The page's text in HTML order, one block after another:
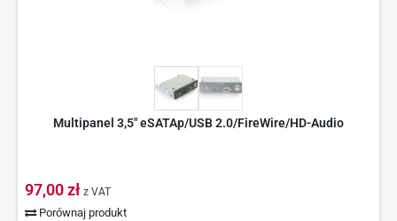
Multipanel 3,5" eSATAp/USB 2.0/FireWire/HD-Audio
97,00 zł z VAT
Porównaj produkt